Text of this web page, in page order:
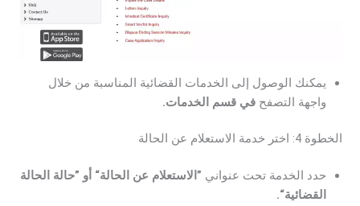
يمكنك الوصول إلى الخدمات القضائية المناسبة من خلال
واجهة التصفح في قسم الخدمات.
الخطوة 4: اختر خدمة الاستعلام عن الحالة
حدد الخدمة تحت عنواني ”الاستعلام عن الحالة“ أو ”حالة الحالة
القضائية“.